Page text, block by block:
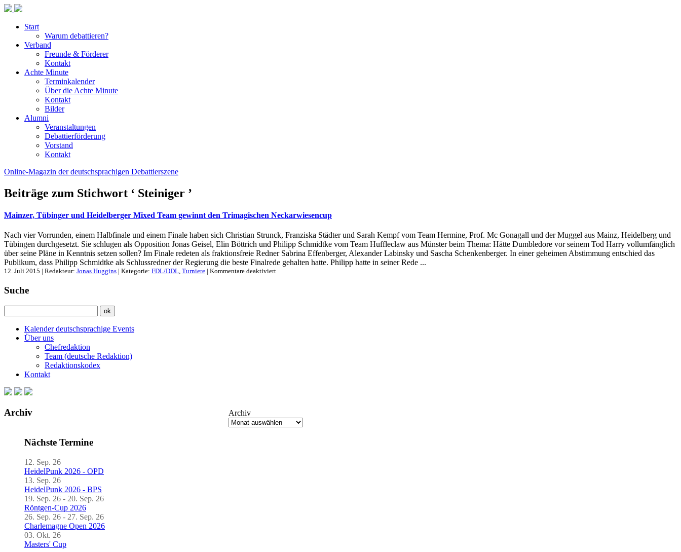
Start
Warum debattieren?
Verband
Freunde & Förderer
Kontakt
Achte Minute
Terminkalender
Über die Achte Minute
Kontakt
Bilder
Alumni
Veranstaltungen
Debattierförderung
Vorstand
Kontakt
Online-Magazin der deutschsprachigen Debattierszene
Beiträge zum Stichwort ‘ Steiniger ’
Mainzer, Tübinger und Heidelberger Mixed Team gewinnt den Trimagischen Neckarwiesencup
Nach vier Vorrunden, einem Halbfinale und einem Finale haben sich Christian Strunck, Franziska Städter und Sarah Kempf vom Team Hermine, Prof. Mc Gonagall und der Muggel aus Mainz, Heidelberg und
Tübingen durchgesetzt. Sie schlugen als Opposition Jonas Geisel, Elin Böttrich und Philipp Schmidtke vom Team Huffleclaw aus Münster beim Thema: Hätte Dumbledore vor seinem Tod Harry vollumfänglich
über seine Pläne in Kenntnis setzen sollen? Im Finale redeten als fraktionsfreie Redner Sabrina Effenberger, Alexander Labinsky und Sascha Schenkenberger. In einer geheimen Abstimmung entschied das
Publikum, dass Philipp Schmidtke als Schlussredner der Regierung die beste Finalrede gehalten hatte. Philipp hatte in seiner Rede ...
12. Juli 2015 | Redakteur: Jonas Huggins | Kategorie: FDL/DDL, Turniere | Kommentare deaktiviertfür
Suche
Kalender deutschsprachige Events
Über uns
Chefredaktion
Team (deutsche Redaktion)
Redaktionskodex
Kontakt
Archiv Archiv
Nächste Termine
12. Sep. 26
HeidelPunk 2026 - OPD
13. Sep. 26
HeidelPunk 2026 - BPS
19. Sep. 26 - 20. Sep. 26
Röntgen-Cup 2026
26. Sep. 26 - 27. Sep. 26
Charlemagne Open 2026
03. Okt. 26
Masters' Cup